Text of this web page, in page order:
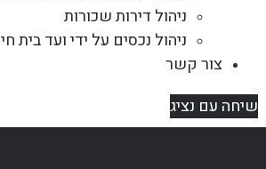
ניהול דירות שכורות
ניהול נכסים על ידי ועד בית
צור קשר
שיחה עם נציג